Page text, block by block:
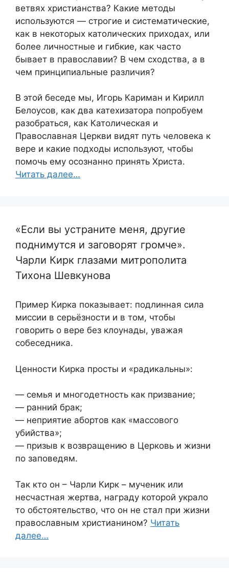
ветвях христианства? Какие методы
используются — строгие и систематические,
как в некоторых католических приходах, или
более личностные и гибкие, как часто
бывает в православии? В чем сходства, а в
чем принципиальные различия?
В этой беседе мы, Игорь Кариман и Кирилл
Белоусов, как два катехизатора попробуем
разобраться, как Католическая и
Православная Церкви видят путь человека к
вере и какие подходы используют, чтобы
помочь ему осознанно принять Христа.
Читать далее…
«Если вы устраните меня, другие
поднимутся и заговорят громче».
Чарли Кирк глазами митрополита
Тихона Шевкунова
Пример Кирка показывает: подлинная сила
миссии в серьёзности и в том, чтобы
говорить о вере без клоунады, уважая
собеседника.
Ценности Кирка просты и «радикальны»:
— семья и многодетность как призвание;
— ранний брак;
— неприятие абортов как «массового
убийства»;
— призыв к возвращению в Церковь и жизни
по заповедям.
Так кто он – Чарли Кирк – мученик или
несчастная жертва, награду которой украло
то обстоятельство, что он не стал при жизни
православным христианином? Читать
далее…